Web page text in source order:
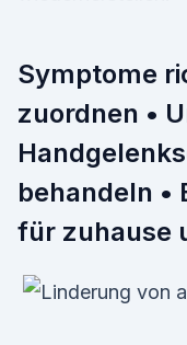
Symptome
zuordnen •
behandeln •
für zuhause